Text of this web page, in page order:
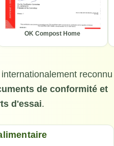
reconnu
de conformité et
d'essai.
OK Compost Home